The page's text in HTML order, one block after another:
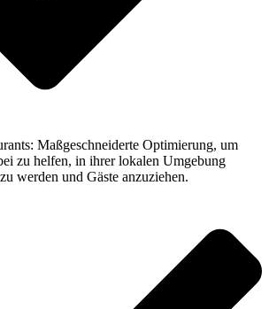
Maßgeschneiderte Optimierung, um
zu helfen, in ihrer lokalen Umgebung
werden und Gäste anzuziehen.